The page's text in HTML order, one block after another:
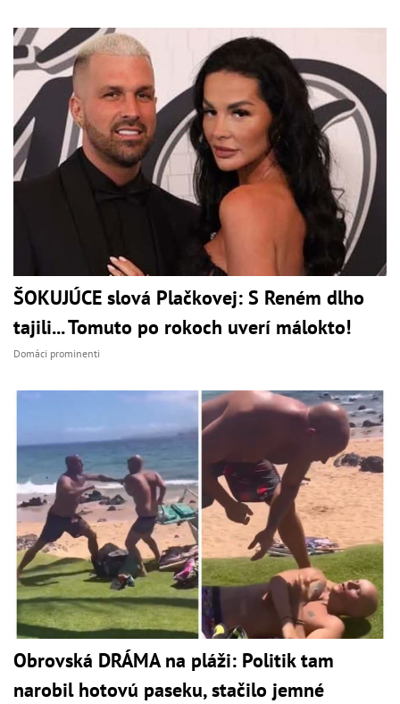
ŠOKUJÚCE slová Plačkovej: S Reném dlho
tajili... Tomuto po rokoch uverí málokto!
Domáci prominenti
Obrovská DRÁMA na pláži: Politik tam
narobil hotovú paseku, stačilo jemné